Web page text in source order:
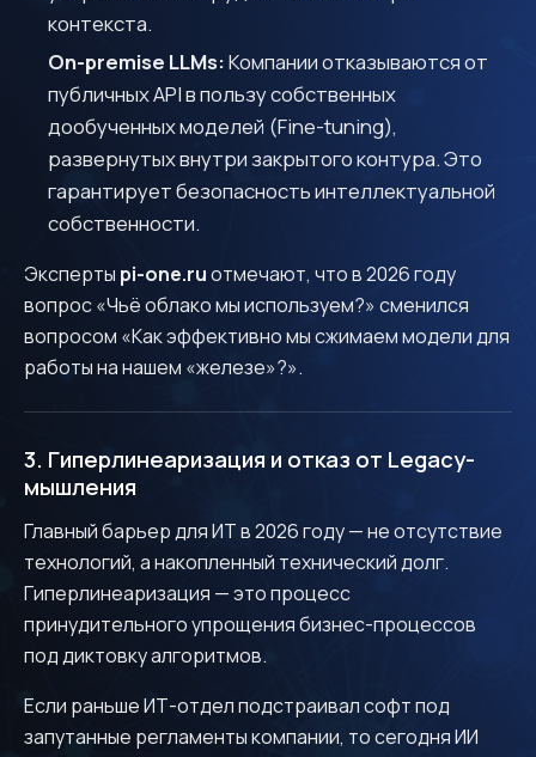
контекста.
On-premise LLMs:Компании отказываются от
публичных API в пользу собственных
дообученных моделей (Fine-tuning),
развернутых внутри закрытого контура. Это
гарантирует безопасность интеллектуальной
собственности.
Эксперты pi-one.ruотмечают, что в 2026 году
вопрос «Чьё облако мы используем?» сменился
вопросом «Как эффективно мы сжимаем модели для
работы на нашем «железе»?».
3. Гиперлинеаризация и отказ от Legacy-
мышления
Главный барьер для ИТ в 2026 году — не отсутствие
технологий, а накопленный технический долг.
Гиперлинеаризация — это процесс
принудительного упрощения бизнес-процессов
под диктовку алгоритмов.
Если раньше ИТ-отдел подстраивал софт под
запутанные регламенты компании, то сегодня ИИ